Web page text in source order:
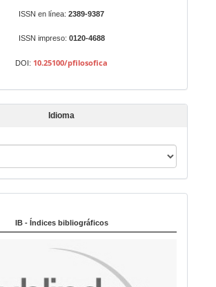
ISSN en línea: 2389-9387
ISSN impreso: 0120-4688
DOI: 10.25100/pfilosofica
Idioma
d
m
IB - Índices bibliográficos